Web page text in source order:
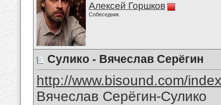
Алексей Горшков
Собеседник
Сулико - Вячеслав Серёгин
http://www.bisound.com/
Вячеслав Серёгин-Сулико